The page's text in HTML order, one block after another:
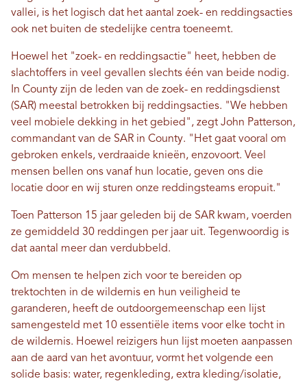
vallei, is het logisch dat het aantal zoek- en reddingsacties
ook net buiten de stedelijke centra toeneemt.
Hoewel het "zoek- en reddingsactie" heet, hebben de
slachtoffers in veel gevallen slechts één van beide nodig.
In County zijn de leden van de zoek- en reddingsdienst
(SAR) meestal betrokken bij reddingsacties. "We hebben
veel mobiele dekking in het gebied", zegt John Patterson,
commandant van de SAR in County. "Het gaat vooral om
gebroken enkels, verdraaide knieën, enzovoort. Veel
mensen bellen ons vanaf hun locatie, geven ons die
locatie door en wij sturen onze reddingsteams eropuit."
Toen Patterson 15 jaar geleden bij de SAR kwam, voerden
ze gemiddeld 30 reddingen per jaar uit. Tegenwoordig is
dat aantal meer dan verdubbeld.
Om mensen te helpen zich voor te bereiden op
trektochten in de wildernis en hun veiligheid te
garanderen, heeft de outdoorgemeenschap een lijst
samengesteld met 10 essentiële items voor elke tocht in
de wildernis. Hoewel reizigers hun lijst moeten aanpassen
aan de aard van het avontuur, vormt het volgende een
solide basis: water, regenkleding, extra kleding/isolatie,